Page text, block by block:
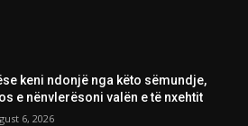
keni ndonjë nga këto sëmundje,
e nënvlerësoni valën e të nxehtit
6, 2026